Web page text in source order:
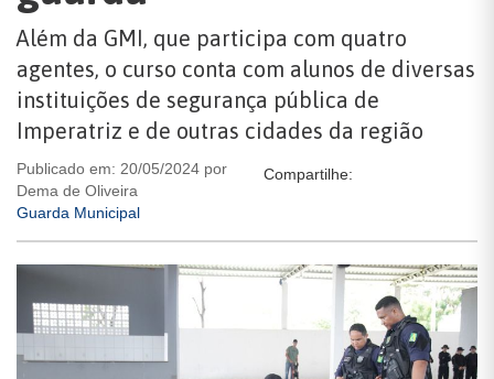
Além da GMI, que participa com quatro
agentes, o curso conta com alunos de diversas
instituições de segurança pública de
Imperatriz e de outras cidades da região
Publicado em: 20/05/2024 por
Dema de Oliveira
Guarda Municipal
Compartilhe: